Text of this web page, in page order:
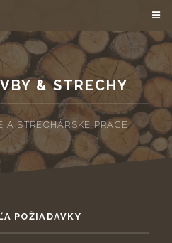
& STRECHY
A STRECHÁRSKE PRÁCE
POŽIADAVKY